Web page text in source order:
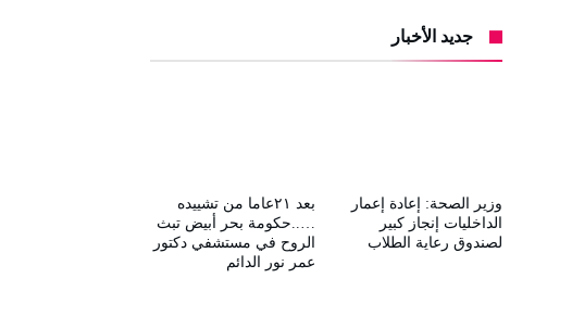
جديد الأخبار
بعد ٢١عاما من تشييده
…..حكومة بحر أبيض تبث
الروح في مستشفي دكتور
عمر نور الدائم
وزير الصحة: إعادة إعمار
الداخليات إنجاز كبير
لصندوق رعاية الطلاب